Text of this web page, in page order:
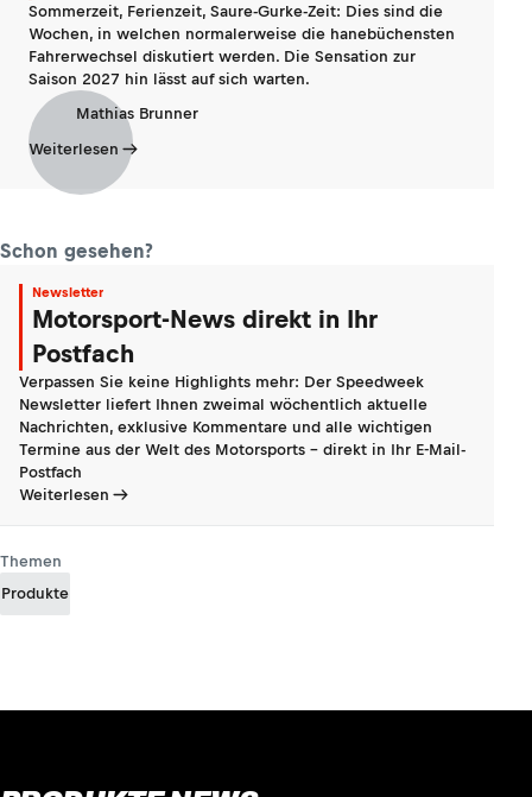
Sommerzeit, Ferienzeit, Saure-Gurke-Zeit: Dies sind die
Wochen, in welchen normalerweise die hanebüchensten
Fahrerwechsel diskutiert werden. Die Sensation zur
Saison 2027 hin lässt auf sich warten.
Mathias Brunner
Weiterlesen
Schon gesehen?
Newsletter
Motorsport-News direkt in Ihr
Postfach
Verpassen Sie keine Highlights mehr: Der Speedweek
Newsletter liefert Ihnen zweimal wöchentlich aktuelle
Nachrichten, exklusive Kommentare und alle wichtigen
Termine aus der Welt des Motorsports - direkt in Ihr E-Mail-
Postfach
Weiterlesen
Themen
Produkte